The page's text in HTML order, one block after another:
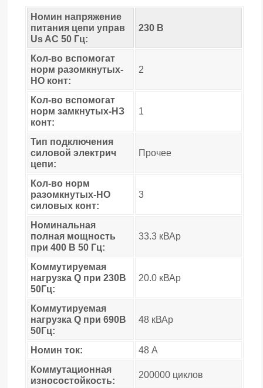
Номин напряжение
питания цепи управ
Us AC 50 Гц:
230 В
Кол-во вспомогат
норм разомкнутых-
НО конт:
2
Кол-во вспомогат
норм замкнутых-НЗ
конт:
1
Тип подключения
силовой электрич
цепи:
Прочее
Кол-во норм
разомкнутых-НО
силовых конт:
3
Номинальная
полная мощность
при 400 В 50 Гц:
33.3 кВАр
Коммутируемая
нагрузка Q при 230В
50Гц:
20.0 кВАр
Коммутируемая
нагрузка Q при 690В
50Гц:
48 кВАр
Номин ток:
48 А
Коммутационная
износостойкость:
200000 циклов